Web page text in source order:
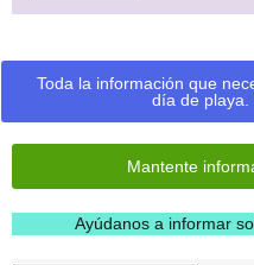
Toda la información que
día de playa.
Mantente
Ayúdanos a informar